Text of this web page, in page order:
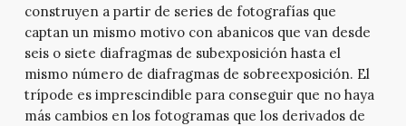
construyen a partir de series de fotografías que
captan un mismo motivo con abanicos que van desde
seis o siete diafragmas de subexposición hasta el
mismo número de diafragmas de sobreexposición. El
trípode es imprescindible para conseguir que no haya
más cambios en los fotogramas que los derivados de